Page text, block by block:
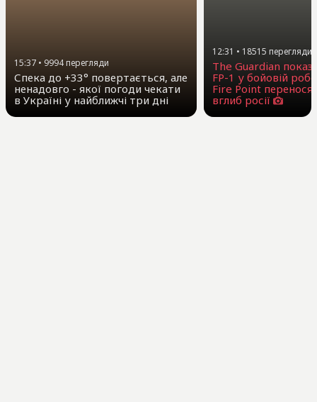
15:37 • 9994перегляди
Спека до +33° повертається, але
ненадовго - якої погоди чекати
в Україні у найближчі три дні
12:31 • 18515 перегляди
The Guardian
FP-1 у бойовій
Fire Point
вглиб росії